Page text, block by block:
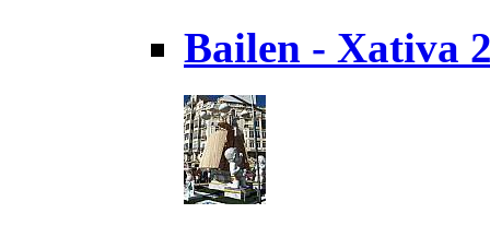
Bailen - Xativa